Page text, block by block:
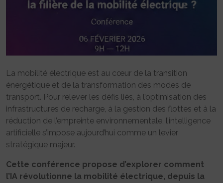
La mobilité électrique est au cœur de la transition
énergétique et de la transformation des modes de
transport. Pour relever les défis liés, à l’optimisation des
infrastructures de recharge, à la gestion des flottes et à la
réduction de l’empreinte environnementale, l’intelligence
artificielle s’impose aujourd’hui comme un levier
stratégique majeur.
Cette conférence propose d’explorer comment
l’IA révolutionne la mobilité électrique, depuis la